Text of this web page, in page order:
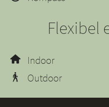
Flexibel
Indoor
Outdoor